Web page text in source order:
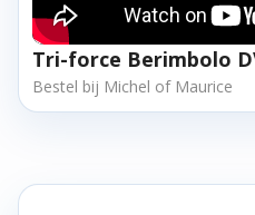
Tri-force Berimbolo
Bestel bij Michel of Maurice